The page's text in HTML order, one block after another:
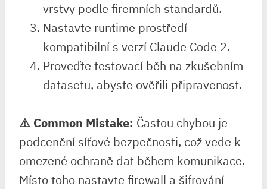
vrstvy podle firemních standardů.
Nastavte runtime prostředí
kompatibilní s verzí Claude Code 2.
Proveďte testovací běh na zkušebním
datasetu, ⁢abyste ověřili připravenost.
⚠️ Common Mistake: Častou chybou je
podcenění ⁤síťové bezpečnosti, což vede k
omezené ochraně dat během komunikace.
Místo toho nastavte firewall a šifrování